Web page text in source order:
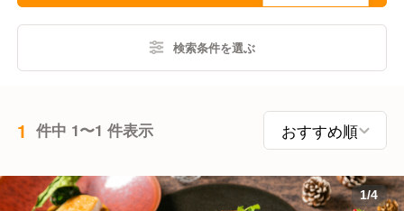
検索条件を選ぶ
1 件中 1〜1 件表示
1/4